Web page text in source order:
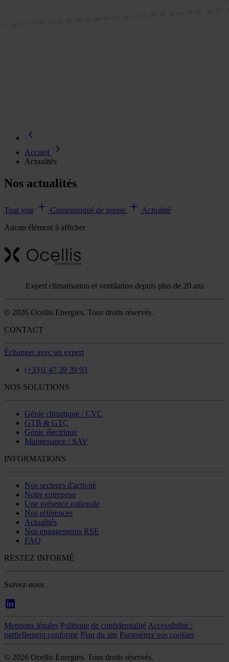
Accueil
Actualités
Nos actualités
Tout voir Communiqué de presse
Actualité
Aucun élément à afficher
Expert climatisation et ventilation depuis plus de 20 ans
© 2026 Ocellis Energies. Tous droits réservés.
CONTACT
Échanger avec un expert
(+33)1 47 39 39 93
NOS SOLUTIONS
Génie climatique / CVC
GTB & GTC
Génie électrique
Maintenance / SAV
INFORMATIONS
Nos secteurs d'activité
Notre entreprise
Une présence nationale
Nos références
Actualités
Nos engagements RSE
FAQ
RESTEZ INFORMÉ
Suivez-nous
Mentions légales Politique de confidentialité Accessibilité :
partiellement conforme Plan du site Paramétrer vos cookies
© 2026 Ocellis Energies. Tous droits réservés.